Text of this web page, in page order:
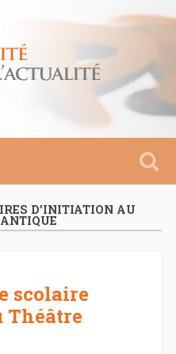
D’INITIATION AU
scolaire
Théâtre